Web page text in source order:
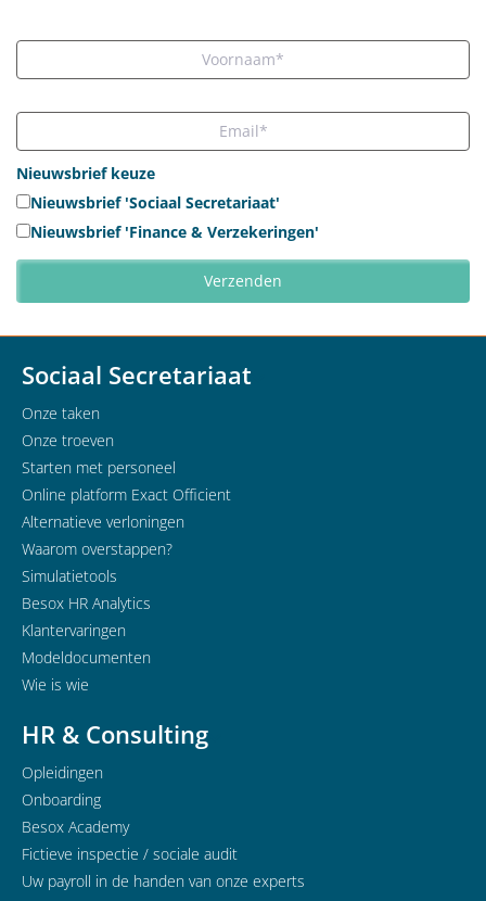
Nieuwsbrief keuze
Nieuwsbrief 'Sociaal Secretariaat'
Nieuwsbrief 'Finance & Verzekeringen'
Sociaal Secretariaat
Onze taken
Onze troeven
Starten met personeel
Online platform Exact Officient
Alternatieve verloningen
Waarom overstappen?
Simulatietools
Besox HR Analytics
Klantervaringen
Modeldocumenten
Wie is wie
HR & Consulting
Opleidingen
Onboarding
Besox Academy
Fictieve inspectie / sociale audit
Uw payroll in de handen van onze experts